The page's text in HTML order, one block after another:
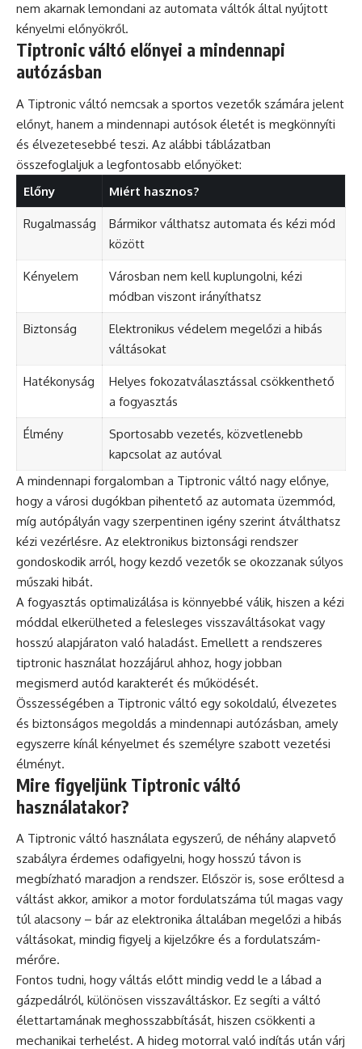
nem akarnak lemondani az automata váltók által nyújtott
kényelmi előnyökről.
Tiptronic váltó előnyei a mindennapi
autózásban
A Tiptronic váltó nemcsak a sportos vezetők számára jelent
előnyt, hanem a mindennapi autósok életét is megkönnyíti
és élvezetesebbé teszi. Az alábbi táblázatban
összefoglaljuk a legfontosabb előnyöket:
Előny
Miért hasznos?
Rugalmasság
Bármikor válthatsz automata és kézi mód
között
Kényelem
Városban nem kell kuplungolni, kézi
módban viszont irányíthatsz
Biztonság
Elektronikus védelem megelőzi a hibás
váltásokat
Hatékonyság
Helyes fokozatválasztással csökkenthető
a fogyasztás
Élmény
Sportosabb vezetés, közvetlenebb
kapcsolat az autóval
A mindennapi forgalomban a Tiptronic váltó nagy előnye,
hogy a városi dugókban pihentető az automata üzemmód,
míg autópályán vagy szerpentinen igény szerint átválthatsz
kézi vezérlésre. Az elektronikus biztonsági rendszer
gondoskodik arról, hogy kezdő vezetők se okozzanak súlyos
műszaki hibát.
A fogyasztás optimalizálása is könnyebbé válik, hiszen a kézi
móddal elkerülheted a felesleges visszaváltásokat vagy
hosszú alapjáraton való haladást. Emellett a rendszeres
tiptronic használat hozzájárul ahhoz, hogy jobban
megismerd autód karakterét és működését.
Összességében a Tiptronic váltó egy sokoldalú, élvezetes
és biztonságos megoldás a mindennapi autózásban, amely
egyszerre kínál kényelmet és személyre szabott vezetési
élményt.
Mire figyeljünk Tiptronic váltó
használatakor?
A Tiptronic váltó használata egyszerű, de néhány alapvető
szabályra érdemes odafigyelni, hogy hosszú távon is
megbízható maradjon a rendszer. Először is, sose erőltesd a
váltást akkor, amikor a motor fordulatszáma túl magas vagy
túl alacsony – bár az elektronika általában megelőzi a hibás
váltásokat, mindig figyelj a kijelzőkre és a fordulatszám-
mérőre.
Fontos tudni, hogy váltás előtt mindig vedd le a lábad a
gázpedálról, különösen visszaváltáskor. Ez segíti a váltó
élettartamának meghosszabbítását, hiszen csökkenti a
mechanikai terhelést. A hideg motorral való indítás után várj